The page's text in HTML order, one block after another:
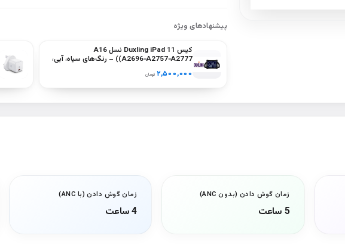
پیشنهادهای ویژه
کیس Duxling iPad 11 نسل A16
(A2696‑A2757‑A2777) – رنگ‌های سیاه، آبی،
سبز، بنفش
۲,۵۰۰,۰۰۰ تومان
زمان گوش دادن (بدون ANC)
5 ساعت
زمان گوش دادن (با ANC)
4 ساعت